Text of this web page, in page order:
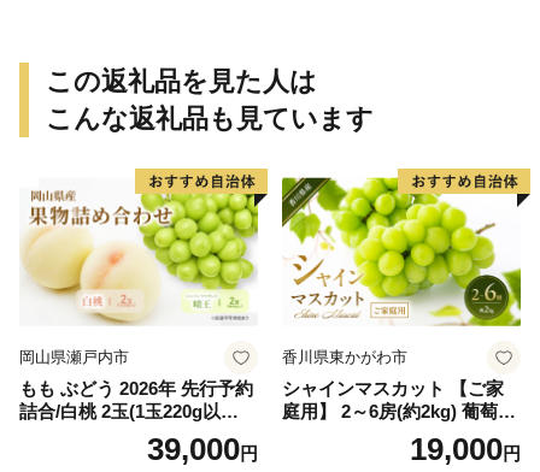
この返礼品を見た人は
こんな返礼品も見ています
岡山県瀬戸内市
もも ぶどう 2026年 先行予約
詰合/白桃 2玉(1玉220g以
上)・シャインマスカット 晴
39,000円
香川県東かがわ市
シャインマスカット 【ご家
庭用】 2～6房(約2kg) 葡萄 ぶ
どう ブドウ フルーツ 果物 く
だもの 果実 旬の果物 旬のフ
19,000円